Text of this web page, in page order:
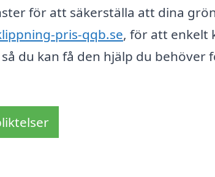
för att säkerställa att dina
pris-qqb.se, för att enkelt
du kan få den hjälp du behöver